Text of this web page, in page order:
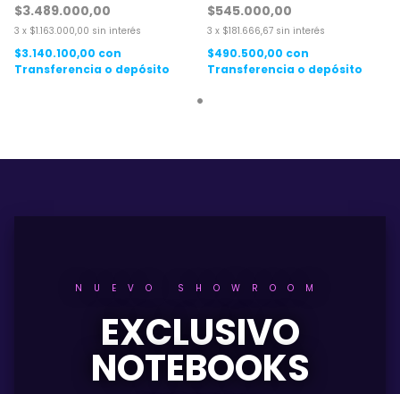
$3.489.000,00
3 x $1.163.000,00 sin interés
$3.140.100,00 con
Transferencia o depósito
$545.000,00
3 x $181.666,67 sin interés
$490.500,00 con
Transferencia o depósito
NUEVO SHOWROOM
EXCLUSIVO
NOTEBOOKS